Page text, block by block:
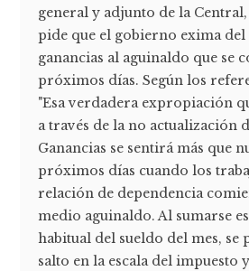
general y adjunto de la
pide que el gobierno exima del
ganancias al aguinaldo que se
próximos días. Según los
"Esa verdadera expropiación
a través de la no actualización
Ganancias se sentirá más que
próximos días cuando los
relación de dependencia
medio aguinaldo. Al sumarse
habitual del sueldo del mes, se
salto en la escala del impuesto